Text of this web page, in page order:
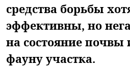
средства борьбы
эффективны, но
на состояние почвы
фауну участка.